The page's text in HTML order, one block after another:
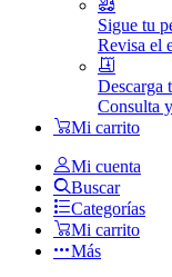
Sigue tu
Revisa el
Descarga
Consulta
Mi carrito
Mi cuenta
Buscar
Categorías
Mi carrito
Más